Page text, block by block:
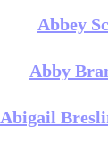
Abbey
Abby
Abigail